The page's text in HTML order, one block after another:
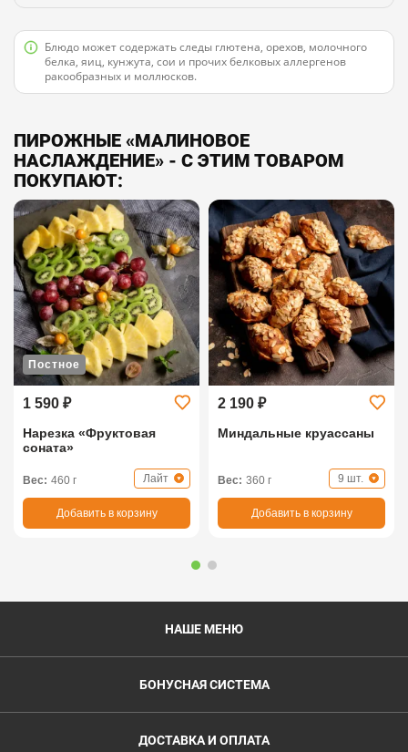
Блюдо может содержать следы глютена, орехов, молочного
белка, яиц, кунжута, сои и прочих белковых аллергенов
ракообразных и моллюсков.
ПИРОЖНЫЕ «МАЛИНОВОЕ
НАСЛАЖДЕНИЕ» - С ЭТИМ ТОВАРОМ
ПОКУПАЮТ:
Постное
1 590 ₽
Нарезка «Фруктовая
соната»
Вес: 460 г Лайт
Добавить в корзину
2 190 ₽
Миндальные круассаны
Вес: 360 г 9 шт.
Добавить в корзину
НАШЕ МЕНЮ
БОНУСНАЯ СИСТЕМА
ДОСТАВКА И ОПЛАТА